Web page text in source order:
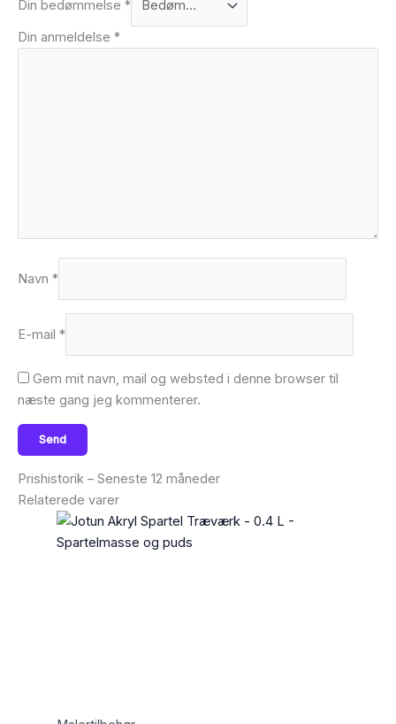
Din bedømmelse *
Din anmeldelse *
Navn *
E-mail *
Gem mit navn, mail og websted i denne browser til
næste gang jeg kommenterer.
Prishistorik – Seneste 12 måneder
Relaterede varer